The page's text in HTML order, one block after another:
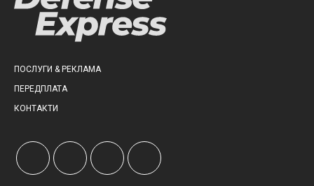
ПОСЛУГИ & РЕКЛАМА
ПЕРЕДПЛАТА
КОНТАКТИ